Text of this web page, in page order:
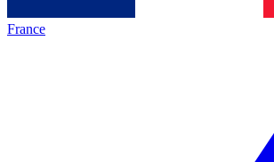
France